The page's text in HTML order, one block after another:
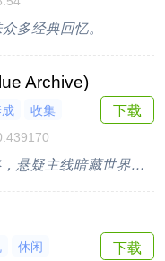
多经典回忆。
Archive)
收集
Q萌战斗搭配深度策略，悬疑主线暗藏世界真相
下载
休闲
下载